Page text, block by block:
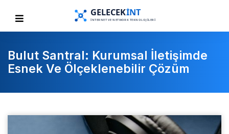
Bulut Santral: Kurumsal İletişimde
Esnek Ve Ölçeklenebilir Çözüm